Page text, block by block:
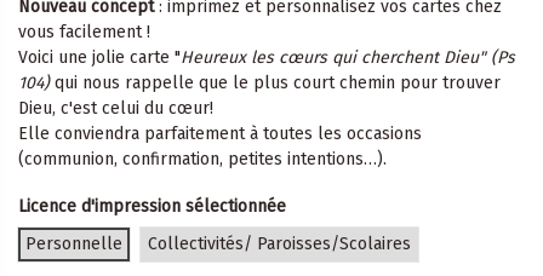
Nouveau concept: imprimez et personnalisez vos cartes chez
vous facilement !
Voici une jolie carte "Heureux les cœurs qui cherchent Dieu" (Ps
104)qui nous rappelle que le plus court chemin pour trouver
Dieu, c'est celui du cœur!
Elle conviendra parfaitement à toutes les occasions
(communion, confirmation, petites intentions…).
Licence d'impression sélectionnée
Personnelle
Collectivités/ Paroisses/Scolaires